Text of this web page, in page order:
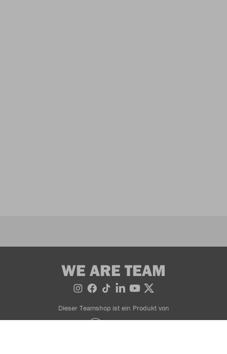
WE ARE TEAM
Dieser Teamshop ist ein Produkt von